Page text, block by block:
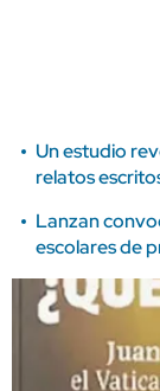
Un estudio
relatos
Lanzan
escolares de